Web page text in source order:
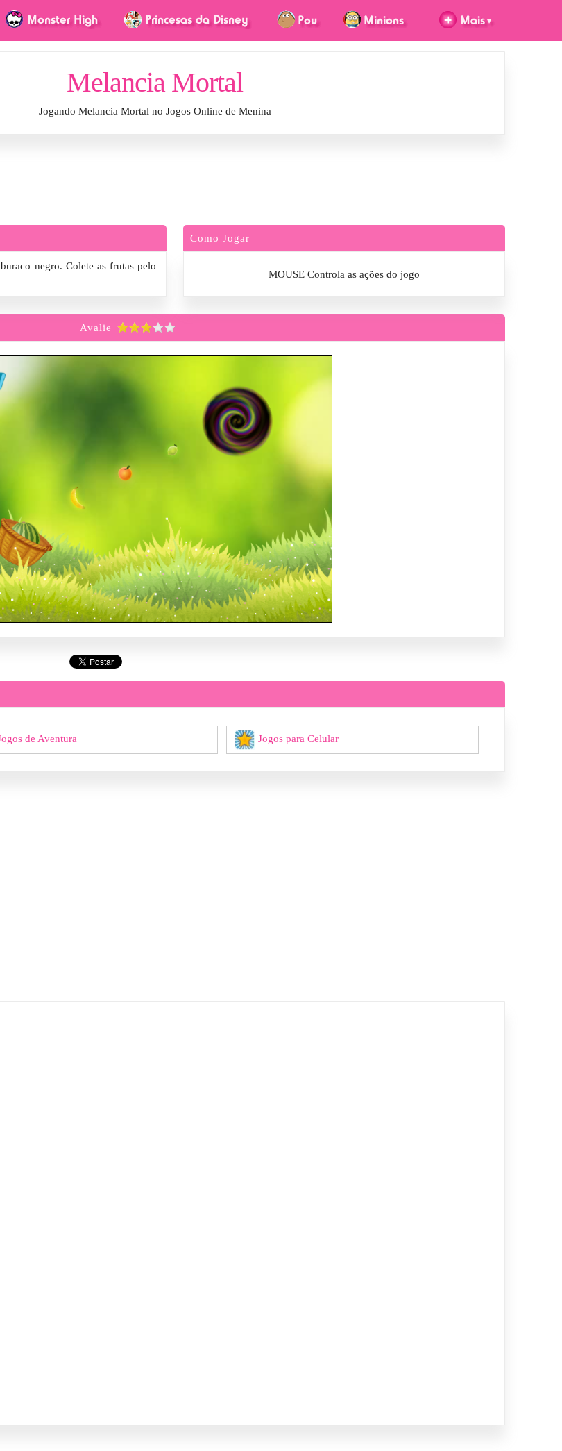
Melancia Mortal
Jogando Melancia Mortal no Jogos Online de Menina
negro. Colete as frutas pelo
Como Jogar
MOUSE Controla as ações do jogo
Avalie
de Aventura Jogos para Celular